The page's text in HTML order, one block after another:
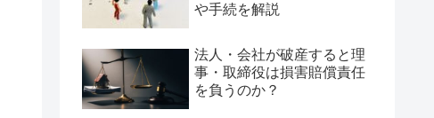
や手続を解説
法人・会社が破産すると理
事・取締役は損害賠償責任
を負うのか？